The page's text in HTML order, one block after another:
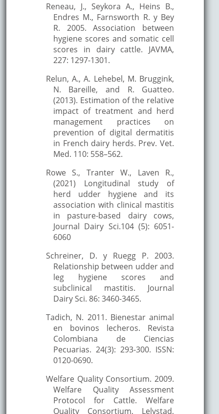
Reneau, J., Seykora A., Heins B.,
Endres M., Farnsworth R. y Bey
R. 2005. Association between
hygiene scores and somatic cell
scores in dairy cattle. JAVMA,
227: 1297-1301.
Relun, A., A. Lehebel, M. Bruggink,
N. Bareille, and R. Guatteo.
(2013). Estimation of the relative
impact of treatment and herd
management practices on
prevention of digital dermatitis
in French dairy herds. Prev. Vet.
Med. 110: 558–562.
Rowe S., Tranter W., Laven R.,
(2021) Longitudinal study of
herd udder hygiene and its
association with clinical mastitis
in pasture-based dairy cows,
Journal Dairy Sci.104 (5): 6051-
6060
Schreiner, D. y Ruegg P. 2003.
Relationship between udder and
leg hygiene scores and
subclinical mastitis. Journal
Dairy Sci. 86: 3460-3465.
Tadich, N. 2011. Bienestar animal
en bovinos lecheros. Revista
Colombiana de Ciencias
Pecuarias. 24(3): 293-300. ISSN:
0120-0690.
Welfare Quality Consortium. 2009.
Welfare Quality Assessment
Protocol for Cattle. Welfare
Quality Consortium, Lelystad,